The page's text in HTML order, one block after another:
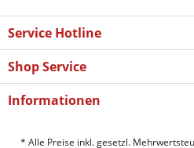
Service Hotline
Shop Service
Informationen
* Alle Preise inkl. gesetzl.